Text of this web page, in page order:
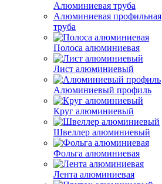
Алюминиевая труба
Алюминиевая профильная
труба
Полоса алюминиевая
Лист алюминиевый
Алюминиевый профиль
Круг алюминиевый
Швеллер алюминиевый
Фольга алюминиевая
Лента алюминиевая